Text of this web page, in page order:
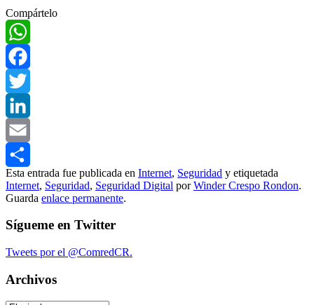
Compártelo
WhatsApp
Facebook
Twitter
LinkedIn
Email
Compartir
Esta entrada fue publicada en Internet, Seguridad y etiquetada
Internet, Seguridad, Seguridad Digital porWinder Crespo Rondon.
Guarda enlace permanente.
Sígueme en Twitter
Tweets por el @ComredCR.
Archivos